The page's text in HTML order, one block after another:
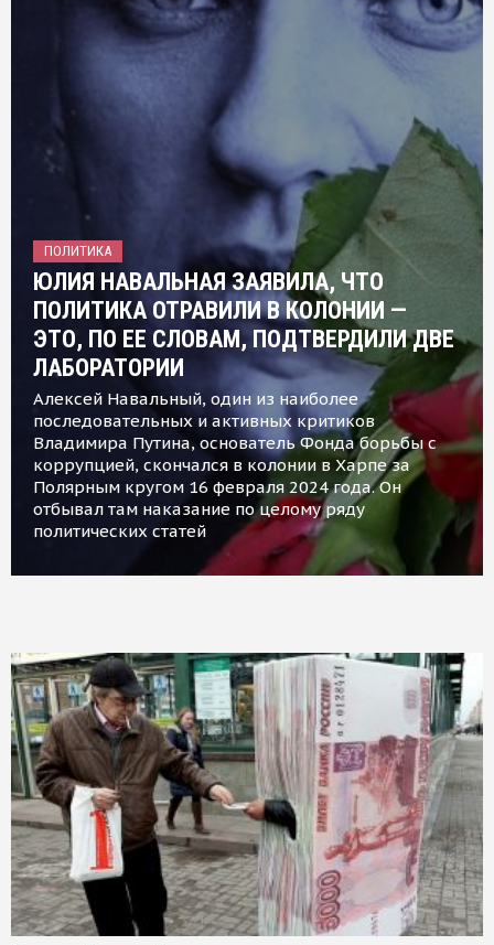
ПОЛИТИКА
ЮЛИЯ НАВАЛЬНАЯ ЗАЯВИЛА, ЧТО
ПОЛИТИКА ОТРАВИЛИ В КОЛОНИИ —
ЭТО, ПО ЕЕ СЛОВАМ, ПОДТВЕРДИЛИ ДВЕ
ЛАБОРАТОРИИ
Алексей Навальный, один из наиболее
последовательных и активных критиков
Владимира Путина, основатель Фонда борьбы с
коррупцией, скончался в колонии в Харпе за
Полярным кругом 16 февраля 2024 года. Он
отбывал там наказание по целому ряду
политических статей